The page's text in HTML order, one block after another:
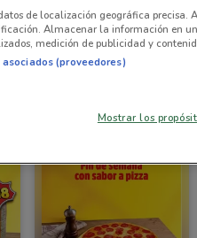
Bodega Aurrera
de localización geográfica precisa.
Almacenar la información en
medición de publicidad y
(proveedores)
Mostrar los